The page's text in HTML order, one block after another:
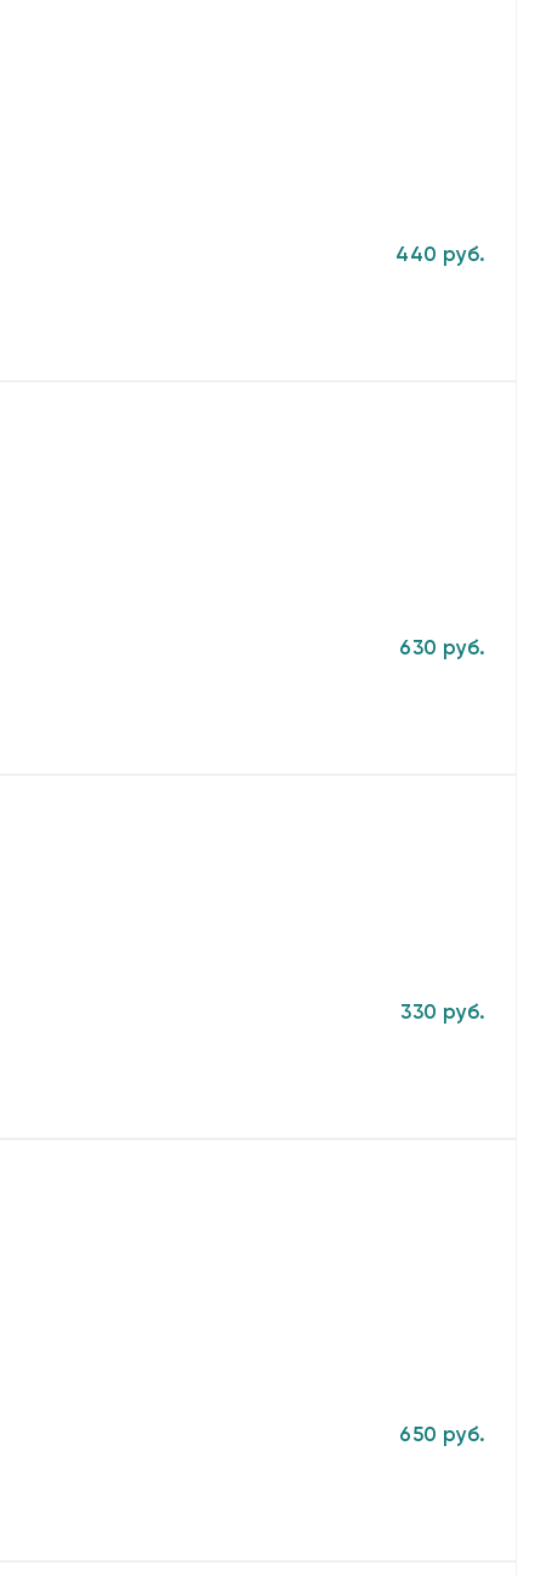
440 руб.
630 руб.
330 руб.
650 руб.